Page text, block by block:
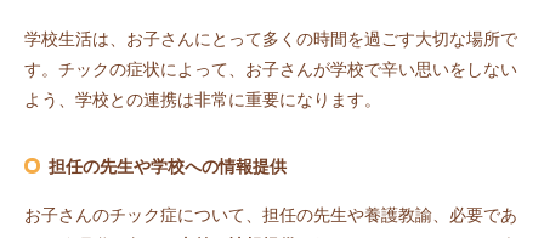
学校生活は、お子さんにとって多くの時間を過ごす大切な場所で
す。チックの症状によって、お子さんが学校で辛い思いをしない
よう、学校との連携は非常に重要になります。
担任の先生や学校への情報提供
お子さんのチック症について、担任の先生や養護教諭、必要であ